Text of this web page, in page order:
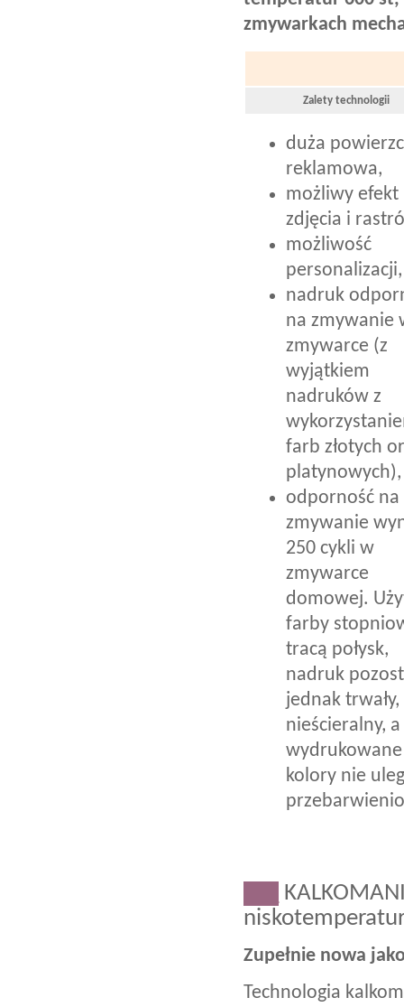
zmywarkach
Zalety technologii
duża
reklamowa,
możliwy efekt
zdjęcia i
możliwość
personalizacji,
nadruk
na zmywanie
zmywarce (z
wyjątkiem
nadruków z
farb złotych
platynowych),
odporność na
zmywanie
250 cykli w
zmywarce
domowej.
farby
tracą połysk,
nadruk
jednak trwały,
nieścieralny, a
wydrukowane
kolory nie
Zupełnie nowa
Technologia